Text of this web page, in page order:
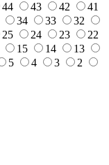
44 43 42
41
34 33
32
25 24 23
22
15 14
13
5 4 3
2